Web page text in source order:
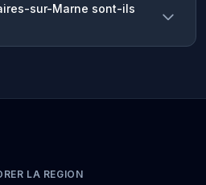
sur-Marne sont-ils
LA REGION